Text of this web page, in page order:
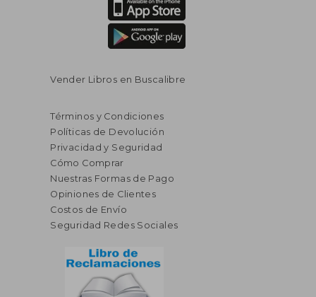
Vender Libros en Buscalibre
Términos y Condiciones
Políticas de Devolución
Privacidad y Seguridad
Cómo Comprar
Nuestras Formas de Pago
Opiniones de Clientes
Costos de Envío
Seguridad Redes Sociales